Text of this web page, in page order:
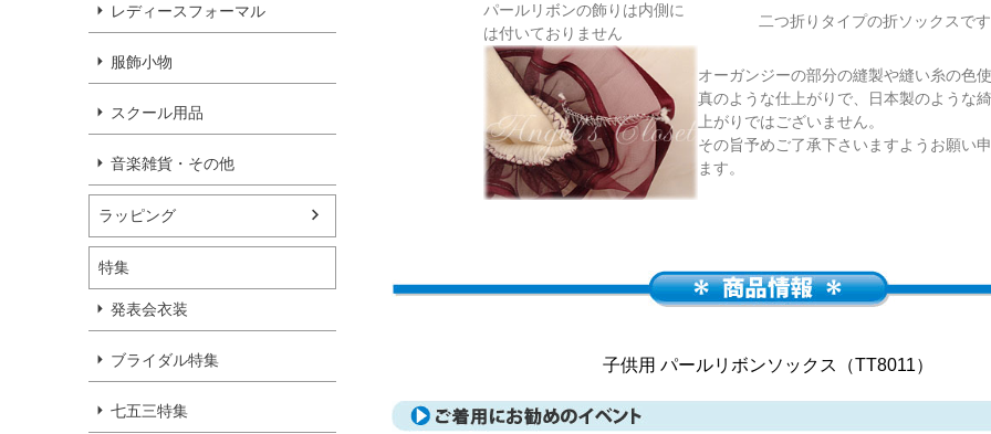
レディースフォーマル
服飾小物
スクール用品
音楽雑貨・その他
ラッピング
特集
発表会衣装
ブライダル特集
七五三特集
パールリボンの飾りは内側に
は付いておりません
二つ折りタイプの折ソックスです
オーガンジーの部分の縫製や縫い糸の色
真のような仕上がりで、日本製のような
上がりではございません。
その旨予めご了承下さいますようお願い
ます。
子供用 パールリボンソックス（TT8011）